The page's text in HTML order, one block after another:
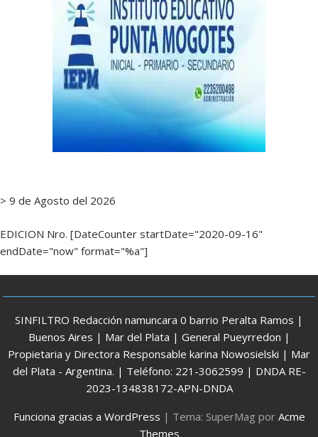
> 9 de Agosto del 2026
EDICION Nro. [DateCounter startDate="2020-09-16"
endDate="now" format="%a"]
SINFILTRO Redacción namuncara 0 barrio Peralta Ramos |
Buenos Aires | Mar del Plata | General Pueyrredon |
Propietaria y Directora Responsable karina Nowosielski | Mar
del Plata - Argentina. | Teléfono: 221-3062599 | DNDA RE-
2023-134838172-APN-DNDA
Funciona gracias a WordPress | Tema: SuperMag por Acme
Themes